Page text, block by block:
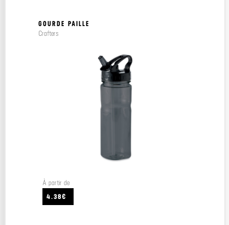
GOURDE PAILLE
Crafters
À partir de
4.38€